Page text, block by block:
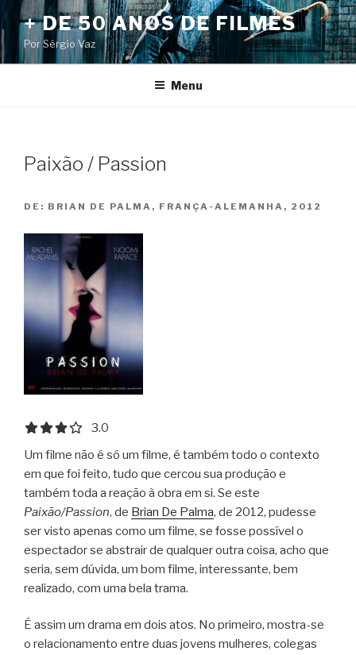
Pular
para
o
conteúdo
+ DE 50 ANOS DE FILMES
Por Sérgio Vaz
Menu
Paixão / Passion
DE: BRIAN DE PALMA, FRANÇA-ALEMANHA, 2012
3.0 out of 5.0 stars
3.0
Um filme não é só um filme, é também todo o contexto
em que foi feito, tudo que cercou sua produção e
também toda a reação à obra em si. Se este
Paixão/Passion, de Brian De Palma, de 2012, pudesse
ser visto apenas como um filme, se fosse possível o
espectador se abstrair de qualquer outra coisa, acho que
seria, sem dúvida, um bom filme, interessante, bem
realizado, com uma bela trama.
É assim um drama em dois atos. No primeiro, mostra-se
o relacionamento entre duas jovens mulheres, colegas